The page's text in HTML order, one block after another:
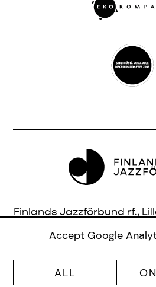
Finlands Jazzförbund rf.,
© SUOMEN JAZZLIITTO RY |
Accept Google
ALL